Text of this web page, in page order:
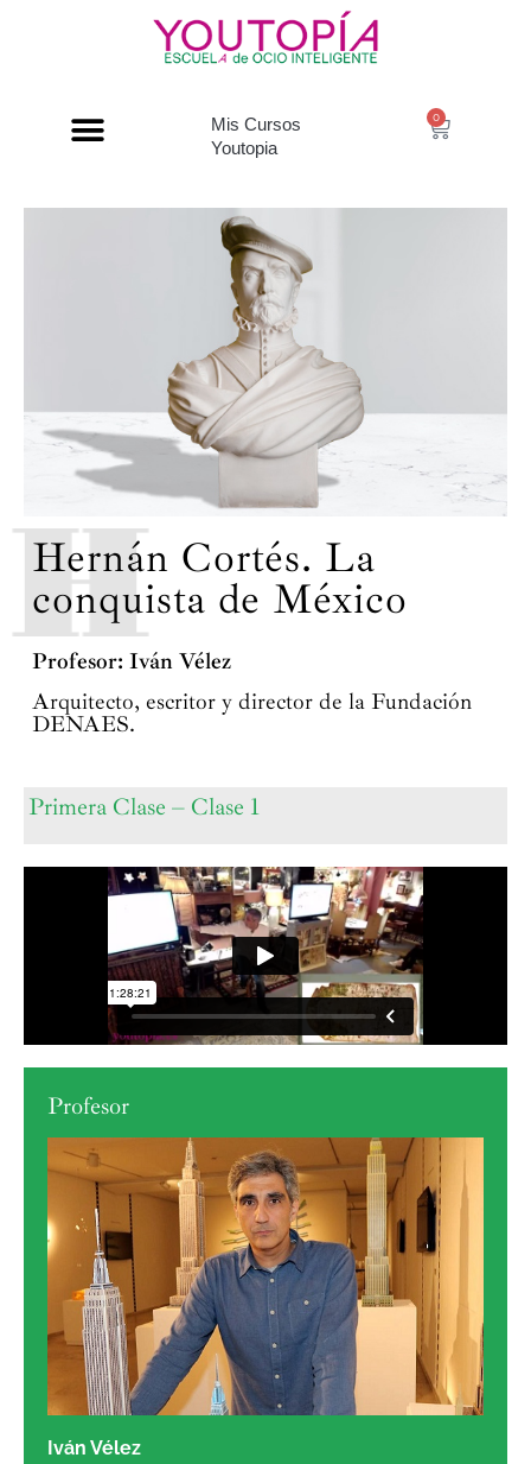
Mis Cursos
Youtopia
0
Hernán Cortés. La
conquista de México
Profesor: Iván Vélez
Arquitecto, escritor y director de la Fundación
DENAES.
Primera Clase – Clase 1
Profesor
Iván Vélez